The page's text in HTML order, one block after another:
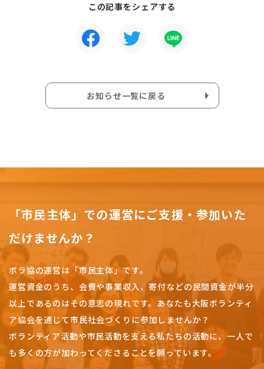
この記事をシェアする
お知らせ一覧に戻る
「市民主体」での運営にご支援・参加いた
だけませんか？
ボラ協の運営は「市民主体」です。
運営資金のうち、会費や事業収入、寄付などの民間資金が半分
以上であるのはその意志の現れです。 あなたも大阪ボランティ
ア協会を通じて市民社会づくりに参加しませんか？
ボランティア活動や市民活動を支える私たちの活動に、一人で
も多くの方が加わってくださることを願っています。